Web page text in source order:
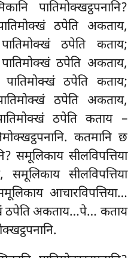
पातिमोक्खट्ठपनानि?
ठपेति अकताय,
ठपेति कताय;
ठपेति अकताय,
पातिमोक्खं ठपेति कताय;
पातिमोक्खं ठपेति अकताय,
पातिमोक्खं ठपेति कताय –
कतमानि छ
समूलिकाय सीलविपत्तिया
सीलविपत्तिया
आचारविपत्तिया…
ठपेति अकताय…पे… कताय